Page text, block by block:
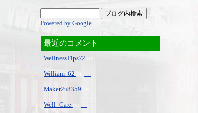
Powered by Google
最近のコメント
WellnessTips72 on
William_62 on
Maker2u8359
Well_Care on